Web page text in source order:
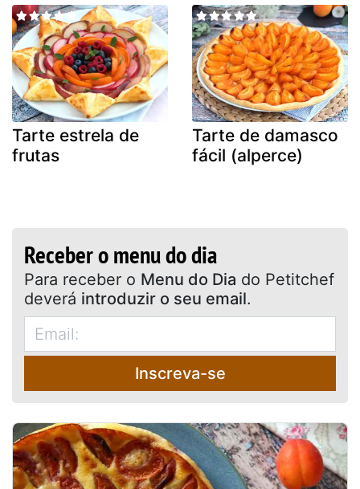
Tarte estrela de
frutas
Tarte de damasco
fácil (alperce)
Receber o menu do dia
Para receber o Menu do Dia do Petitchef
deverá introduzir o seu email.
Inscreva-se